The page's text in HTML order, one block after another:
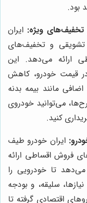
بود.
ویژه: ایران
تشویقی و تخفیف‌های
ارائه می‌دهد. این
قیمت خودرو، کاهش
مانند بیمه بدنه
می‌توانید خودروی
کنید.
ایران خودرو طیف
فروش اقساطی ارائه
تا خودرویی را
سلیقه، و بودجه
اقتصادی گرفته تا